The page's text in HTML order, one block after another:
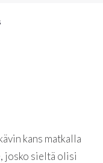
kans matkalla
josko sieltä olisi